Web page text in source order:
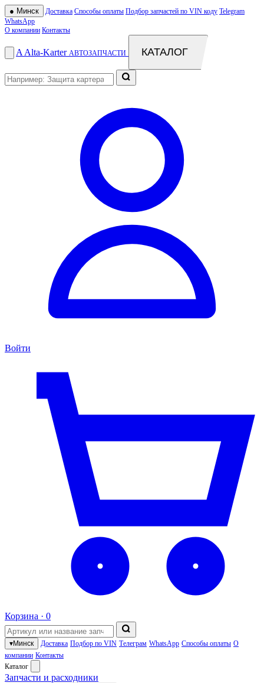
● Минск Доставка Способы оплаты Подбор запчастей по VIN коду Telegram
WhatsApp
О компании Контакты
A Alta-Karter АВТОЗАПЧАСТИ КАТАЛОГ
Войти
Корзина · 0
▾Минск Доставка Подбор по VIN Телеграм WhatsApp Способы оплаты О
компании Контакты
Каталог
Запчасти и расходники